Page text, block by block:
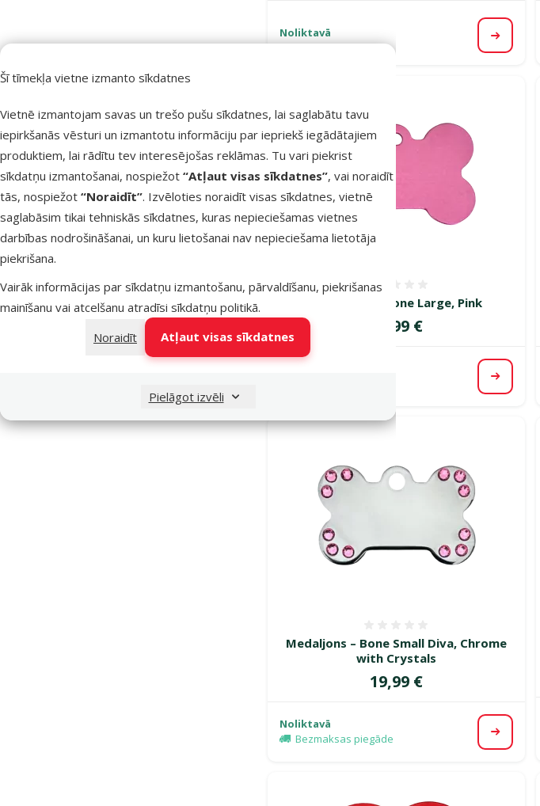
Šī tīmekļa vietne izmanto sīkdatnes
Vietnē izmantojam savas un trešo pušu sīkdatnes, lai saglabātu tavu
iepirkšanās vēsturi un izmantotu informāciju par iepriekš iegādātajiem
produktiem, lai rādītu tev interesējošas reklāmas. Tu vari piekrist
sīkdatņu izmantošanai, nospiežot “Atļaut visas sīkdatnes”, vai noraidīt
tās, nospiežot “Noraidīt”. Izvēloties noraidīt visas sīkdatnes, vietnē
saglabāsim tikai tehniskās sīkdatnes, kuras nepieciešamas vietnes
darbības nodrošināšanai, un kuru lietošanai nav nepieciešama lietotāja
piekrišana.
Vairāk informācijas par sīkdatņu izmantošanu, pārvaldīšanu, piekrišanas
mainīšanu vai atcelšanu atradīsi sīkdatņu politikā.
Noraidīt
Atļaut visas sīkdatnes
Pielāgot izvēli
Noliktavā
Apskatīt
Medaljons – Bone Large, Pink
Cena
11,99 €
Apskatīt
Medaljons – Bone Small Diva, Chrome
with Crystals
Cena
19,99 €
Noliktavā
Bezmaksas piegāde
Apskatīt